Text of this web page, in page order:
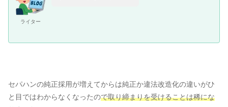
ライター
セパハンの純正採用が増えてからは純正か違法改造化の違いがひ
と目ではわからなくなったので取り締まりを受けることは稀にな